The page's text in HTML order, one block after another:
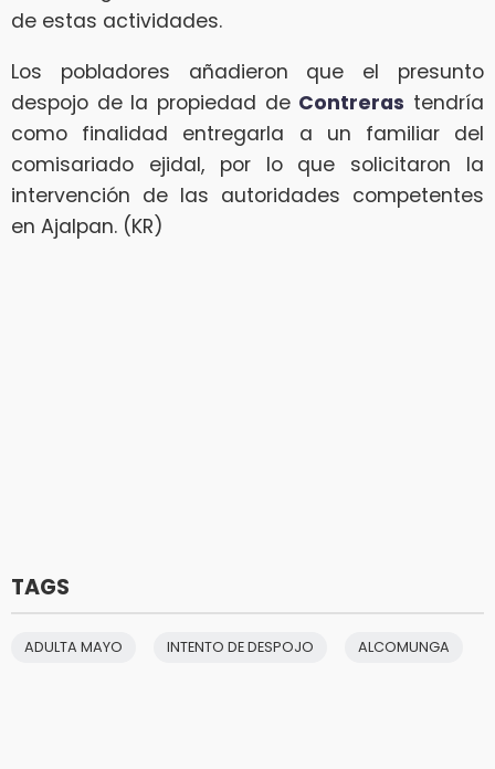
de estas actividades.
Los pobladores añadieron que el presunto
despojo de la propiedad de Contreras tendría
como finalidad entregarla a un familiar del
comisariado ejidal, por lo que solicitaron la
intervención de las autoridades competentes
en Ajalpan. (KR)
TAGS
ADULTA MAYO INTENTO DE DESPOJO ALCOMUNGA